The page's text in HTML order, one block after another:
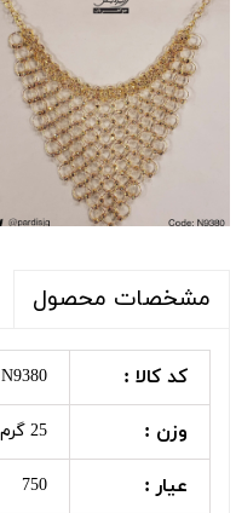
مشخصات محصول
کد کالا : N9380
وزن : 25 گرم
عیار : 750